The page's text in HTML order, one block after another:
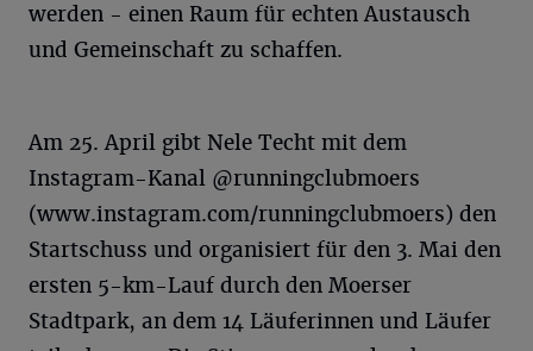
werden - einen Raum für echten Austausch
und Gemeinschaft zu schaffen.
Am 25. April gibt Nele Techt mit dem
Instagram-Kanal @runningclubmoers
(www.instagram.com/runningclubmoers) den
Startschuss und organisiert für den 3. Mai den
ersten 5-km-Lauf durch den Moerser
Stadtpark, an dem 14 Läuferinnen und Läufer